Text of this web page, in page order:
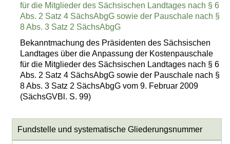
für die Mitglieder des Sächsischen Landtages nach § 6
Abs. 2 Satz 4 SächsAbgG sowie der Pauschale nach §
8 Abs. 3 Satz 2 SächsAbgG
Bekanntmachung des Präsidenten des Sächsischen
Landtages über die Anpassung der Kostenpauschale
für die Mitglieder des Sächsischen Landtages nach § 6
Abs. 2 Satz 4 SächsAbgG sowie der Pauschale nach §
8 Abs. 3 Satz 2 SächsAbgG vom 9. Februar 2009
(SächsGVBl. S. 99)
Fundstelle und systematische Gliederungsnummer